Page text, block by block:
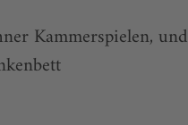
Kammerspielen, und